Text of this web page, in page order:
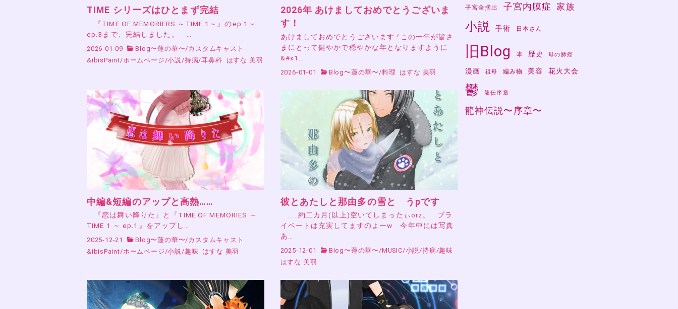
TIME シリーズはひとまず完結
『TIME OF MEMORIERS ～TIME 1～』のep.1～
ep.3まで、完結しました。 …
2026-01-09 Blog〜蓮の華〜/カスタムキャスト
&ibisPaint/ホームページ /小説 /持病/耳鼻科 はすな 美羽
2026年 あけましておめでとうございま
す！
あけましておめでとうございます.ᐟこの一年が皆さ
まにとって健やかで穏やかな年となりますように
&#x1…
2026-01-01 Blog〜蓮の華〜 /料理 はすな 美羽
中編&短編のアップと高熱……
『恋は舞い降りた』と『TIME OF MEMORIES ～
TIME 1 ～ ep.1』をアップし…
2025-12-21 Blog〜蓮の華〜/カスタムキャスト
&ibisPaint/ホームページ/小説/趣味 はすな 美羽
彼とあたしと那由多の雪と うpです
……約二カ月(以上)空いてしまったぃorz。 プラ
イベートは充実してますのよーw 今年中には写真
あ…
2025-12-01 Blog〜蓮の華〜/MUSIC/小説/持病/趣味
はすな 美羽
子宮全摘出 子宮内膜症 家族
小説 手術 日本さん
旧Blog 本 歴史 母の肺癌
漫画 祖母 編み物 美容 花火大会
鬱 龍伝序章
龍神伝説〜序章〜